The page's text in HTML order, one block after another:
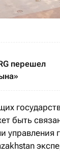
перешел
быть
управления